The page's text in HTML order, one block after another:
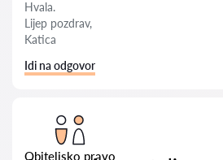
Hvala.
Lijep pozdrav,
Katica
Idi na odgovor
Obiteljsko pravo